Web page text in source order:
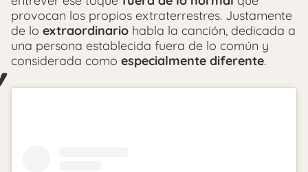
provocan los propios extraterrestres. Justamente
de lo extraordinario habla la canción, dedicada a
una persona establecida fuera de lo común y
considerada como especialmente diferente.